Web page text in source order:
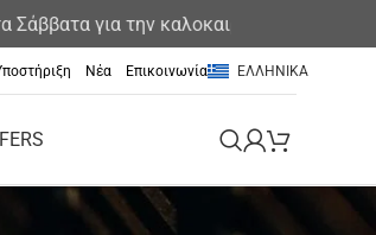
για την καλοκαιρινή περίοδο
Νέα Επικοινωνία ΕΛΛΗΝΙΚΆ